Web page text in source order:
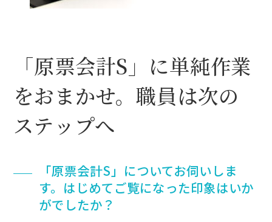
「原票会計S」に単純作業
をおまかせ。職員は次の
ステップへ
「原票会計S」についてお伺いしま
す。はじめてご覧になった印象はいか
がでしたか？